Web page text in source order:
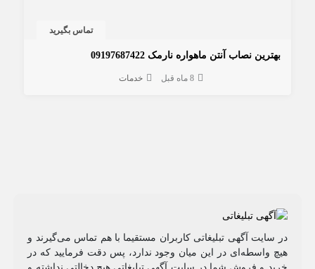
تماس بگیرید
بهترین نصاب آنتن ماهواره نارمک 09197687422
8 ماه قبل خدمات
در سایت آگهی تبلیغاتی کاربران مستقیما با هم تماس می‌گیرند و
هیچ واسطه‌ای در این میان وجود ندارد، پس دقت فرمایید که در